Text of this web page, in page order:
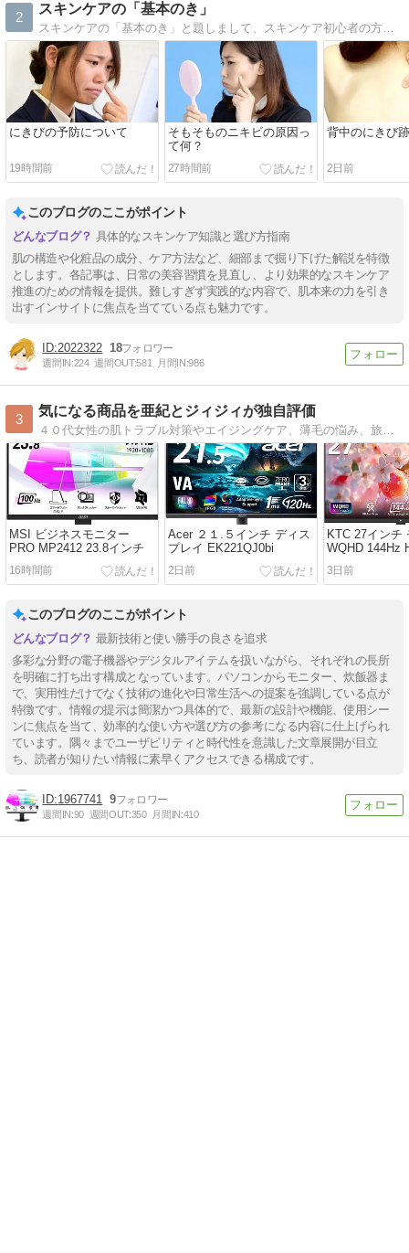
2
スキンケアの「基本のき」
スキンケアの「基本のき」と題しまして、スキンケア初心者の方にも判り易く解説をしていきます
にきびの予防について
19時間前
そもそものニキビの原因っ
て何？
27時間前
背中のにきび
2日前
このブログのここがポイント
具体的なスキンケア知識と選び方指南
肌の構造や化粧品の成分、ケア方法など、細部まで掘り下げた解説を特徴
とします。各記事は、日常の美容習慣を見直し、より効果的なスキンケア
推進のための情報を提供。難しすぎず実践的な内容で、肌本来の力を引き
出すインサイトに焦点を当てている点も魅力です。
2022322 18
週間IN:224 週間OUT:581 月間IN:986
3
気になる商品を亜紀とジィジィが独自評価
４０代女性の肌トラブル対策やエイジングケア、薄毛の悩み、旅行、趣味に関する気になる商品を亜紀とジィジィが独自目線で評価・紹介しています。
MSI ビジネスモニター
PRO MP2412 23.8インチ
16時間前
Acer ２１.５インチ ディス
プレイ EK221QJ0bi
2日前
KTC 27インチ
WQHD 144Hz
H27T27S
3日前
このブログのここがポイント
最新技術と使い勝手の良さを追求
多彩な分野の電子機器やデジタルアイテムを扱いながら、それぞれの長所
を明確に打ち出す構成となっています。パソコンからモニター、炊飯器ま
で、実用性だけでなく技術の進化や日常生活への提案を強調している点が
特徴です。情報の提示は簡潔かつ具体的で、最新の設計や機能、使用シー
ンに焦点を当て、効率的な使い方や選び方の参考になる内容に仕上げられ
ています。隅々までユーザビリティと時代性を意識した文章展開が目立
ち、読者が知りたい情報に素早くアクセスできる構成です。
1967741 9
週間IN:90 週間OUT:350 月間IN:410